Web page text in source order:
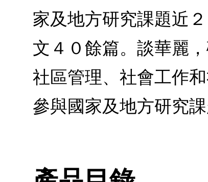
家及地方研究課題近
文４０餘篇。談華麗
社區管理、社會工作
參與國家及地方研究課